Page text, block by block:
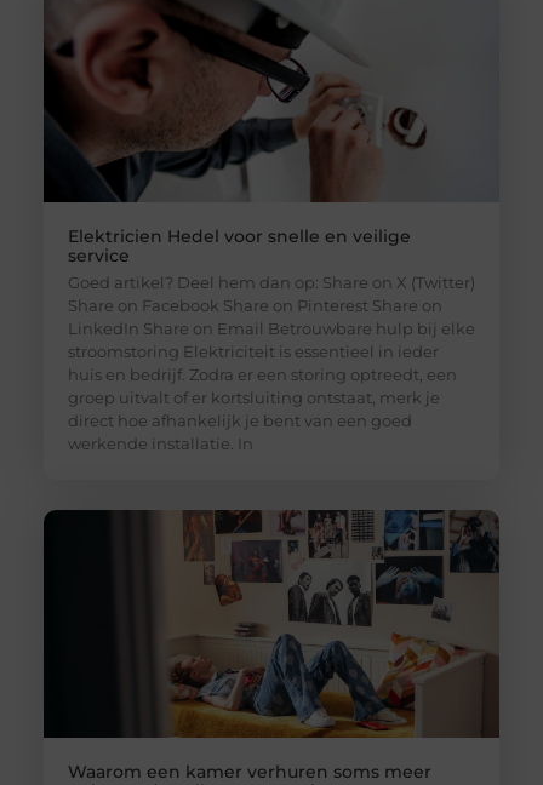
Elektricien Hedel voor snelle en veilige
service
Goed artikel? Deel hem dan op: Share on X (Twitter)
Share on Facebook Share on Pinterest Share on
LinkedIn Share on Email Betrouwbare hulp bij elke
stroomstoring Elektriciteit is essentieel in ieder
huis en bedrijf. Zodra er een storing optreedt, een
groep uitvalt of er kortsluiting ontstaat, merk je
direct hoe afhankelijk je bent van een goed
werkende installatie. In
Waarom een kamer verhuren soms meer